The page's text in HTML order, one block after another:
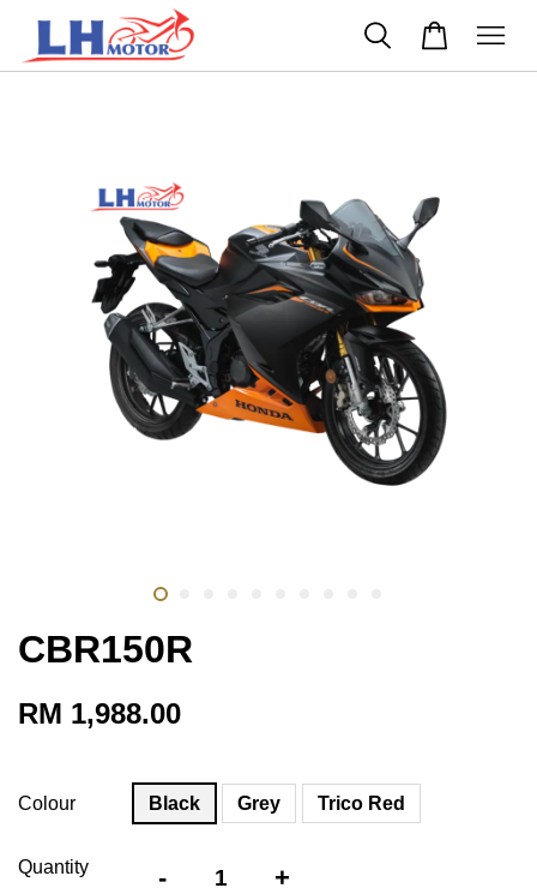
CBR150R
RM 1,988.00
Colour Black Grey Trico Red
Quantity - +